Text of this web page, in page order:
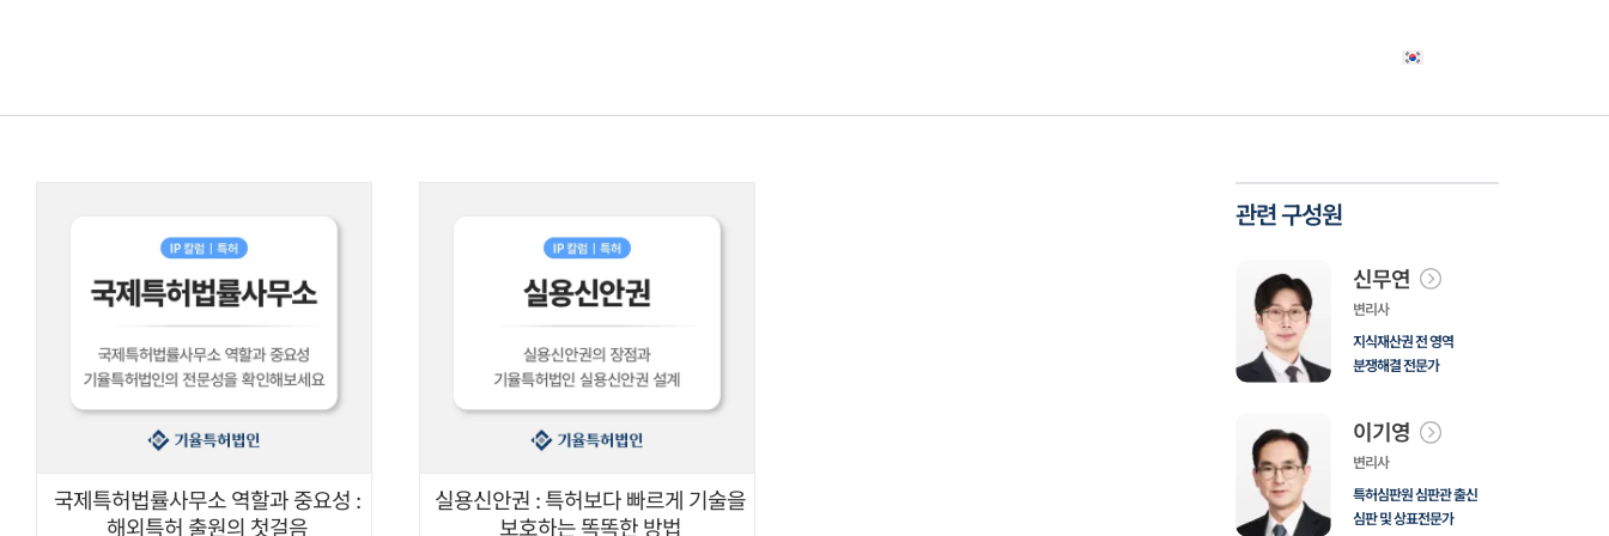
국제특허법률사무소 역할과 중요성 :
해외특허 출원의 첫걸음
실용신안권 : 특허보다 빠르게 기술을
보호하는 똑똑한 방법
관련 구성원
신무연
변리사
지식재산권 전 영역
분쟁해결 전문가
이기영
변리사
특허심판원 심판관 출신
심판 및 상표전문가